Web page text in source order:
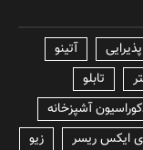
آتینو
تابلو
آشپزخانه
ایکس ریسر
زیو